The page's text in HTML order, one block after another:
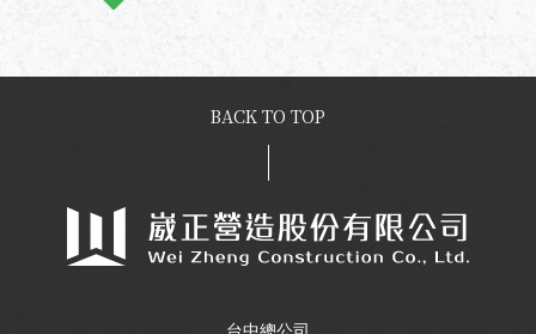
台中總公司
BACK TO TOP